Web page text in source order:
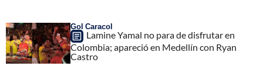
Gol Caracol
Lamine Yamal no para de disfrutar en
Colombia; apareció en Medellín con Ryan
Castro